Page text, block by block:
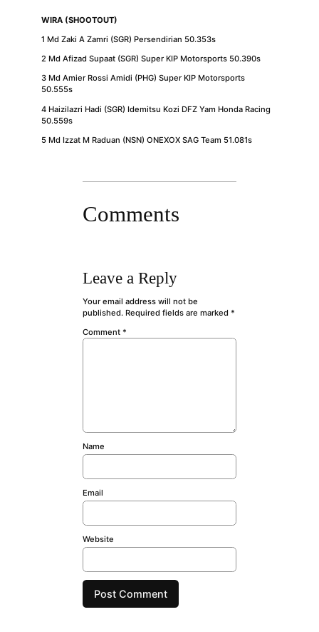
WIRA (SHOOTOUT)
1 Md Zaki A Zamri (SGR) Persendirian 50.353s
2 Md Afizad Supaat (SGR) Super KIP Motorsports 50.390s
3 Md Amier Rossi Amidi (PHG) Super KIP Motorsports
50.555s
4 Haizilazri Hadi (SGR) Idemitsu Kozi DFZ Yam Honda Racing
50.559s
5 Md Izzat M Raduan (NSN) ONEXOX SAG Team 51.081s
Comments
Leave a Reply
Your email address will not be
published. Required fields are marked *
Comment *
Name
Email
Website